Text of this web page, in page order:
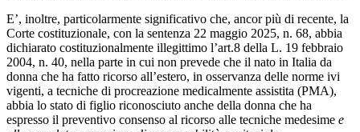
E’, inoltre, particolarmente significativo che, ancor più di recente, la
Corte costituzionale, con la sentenza 22 maggio 2025, n. 68, abbia
dichiarato costituzionalmente illegittimo l’art.8 della L. 19 febbraio
2004, n. 40, nella parte in cui non prevede che il nato in Italia da
donna che ha fatto ricorso all’estero, in osservanza delle norme ivi
vigenti, a tecniche di procreazione medicalmente assistita (PMA),
abbia lo stato di figlio riconosciuto anche della donna che ha
espresso il preventivo consenso al ricorso alle tecniche medesime e